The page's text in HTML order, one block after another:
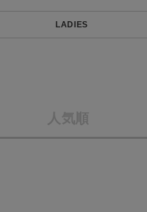
BINGOYAについて
採用情報
LADIES
人気順